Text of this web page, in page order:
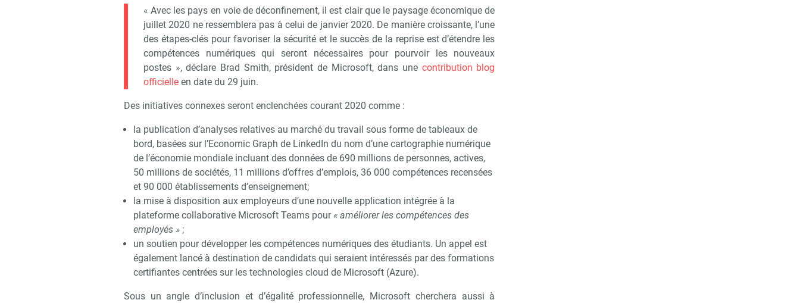
« Avec les pays en voie de déconfinement, il est clair que le paysage économique de
juillet 2020 ne ressemblera pas à celui de janvier 2020. De manière croissante, l’une
des étapes-clés pour favoriser la sécurité et le succès de la reprise est d’étendre les
compétences numériques qui seront nécessaires pour pourvoir les nouveaux
postes », déclare Brad Smith, président de Microsoft, dans une contribution blog
officielle en date du 29 juin.
Des initiatives connexes seront enclenchées courant 2020 comme :
la publication d’analyses relatives au marché du travail sous forme de tableaux de
bord, basées sur l’Economic Graph de LinkedIn du nom d’une cartographie numérique
de l’économie mondiale incluant des données de 690 millions de personnes, actives,
50 millions de sociétés, 11 millions d’offres d’emplois, 36 000 compétences recensées
et 90 000 établissements d’enseignement;
la mise à disposition aux employeurs d’une nouvelle application intégrée à la
plateforme collaborative Microsoft Teams pour « améliorer les compétences des
employés »;
un soutien pour développer les compétences numériques des étudiants. Un appel est
également lancé à destination de candidats qui seraient intéressés par des formations
certifiantes centrées sur les technologies cloud de Microsoft (Azure).
Sous un angle d’inclusion et d’égalité professionnelle, Microsoft cherchera aussi à
Recevoir RH Matin